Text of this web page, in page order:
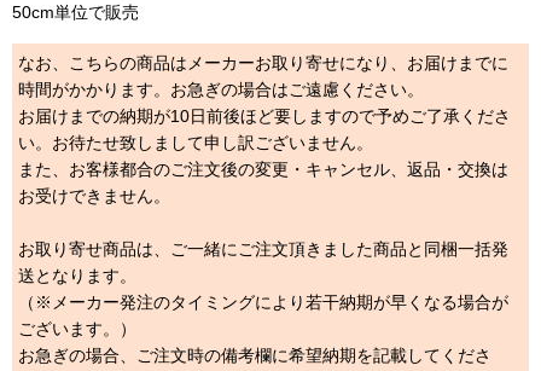
50cm単位で販売
なお、こちらの商品はメーカーお取り寄せになり、お届けまでに
時間がかかります。お急ぎの場合はご遠慮ください。
お届けまでの納期が10日前後ほど要しますので予めご了承くださ
い。お待たせ致しまして申し訳ございません。
また、お客様都合のご注文後の変更・キャンセル、返品・交換は
お受けできません。
お取り寄せ商品は、ご一緒にご注文頂きました商品と同梱一括発
送となります。
（※メーカー発注のタイミングにより若干納期が早くなる場合が
ございます。）
お急ぎの場合、ご注文時の備考欄に希望納期を記載してくださ